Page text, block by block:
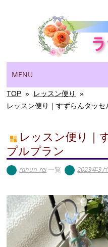
Main menu
to
content
MENU
TOP » レッスン便り
»
レッスン便り｜すずらんタッ
レッスン便り｜
プルプラン
ranun-rei一覧 2023年3